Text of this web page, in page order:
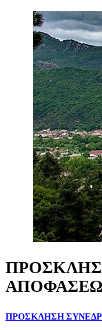
ΠΡΟΣΚΛΗΣΗ